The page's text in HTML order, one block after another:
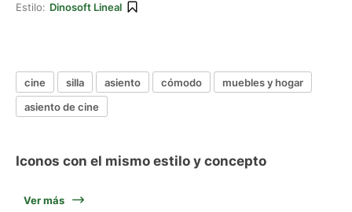
Estilo: Dinosoft Lineal
cine silla asiento cómodo
muebles y hogar
asiento de cine
Iconos con el mismo estilo y concepto
Ver más